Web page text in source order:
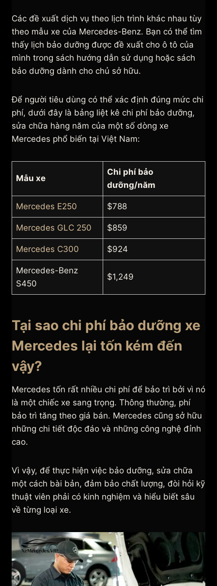
Các đề xuất dịch vụ theo lịch trình khác nhau tùy
theo mẫu xe của Mercedes-Benz. Bạn có thể tìm
thấy lịch bảo dưỡng được đề xuất cho ô tô của
mình trong sách hướng dẫn sử dụng hoặc sách
bảo dưỡng dành cho chủ sở hữu.
Để người tiêu dùng có thể xác định đúng mức chi
phí, dưới đây là bảng liệt kê chi phí bảo dưỡng,
sửa chữa hàng năm của một số dòng xe
Mercedes phổ biến tại Việt Nam:
Mẫu xe
Chi phí bảo
dưỡng/năm
Mercedes E250 $788
Mercedes GLC 250 $859
Mercedes C300 $924
Mercedes-Benz
S450
$1,249
Tại sao chi phí bảo dưỡng xe
Mercedes lại tốn kém đến
vậy?
Mercedes tốn rất nhiều chi phí để bảo trì bởi vì nó
là một chiếc xe sang trọng. Thông thường, phí
bảo trì tăng theo giá bán. Mercedes cũng sở hữu
những chi tiết độc đáo và những công nghệ đỉnh
cao.
Vì vậy, để thực hiện việc bảo dưỡng, sửa chữa
một cách bài bản, đảm bảo chất lượng, đòi hỏi kỹ
thuật viên phải có kinh nghiệm và hiểu biết sâu
về từng loại xe.